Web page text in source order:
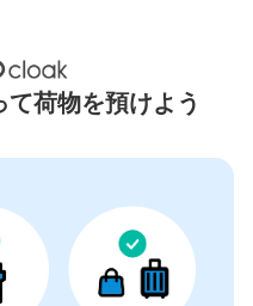
コインロッカー
荷物を預けよう